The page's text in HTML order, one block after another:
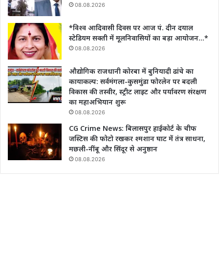
08.08.2026
*विश्व आदिवासी दिवस पर आज पं. दीन दयाल
स्टेडियम सक्ती में मूलनिवासियों का बड़ा आयोजन…*
08.08.2026
औद्योगिक राजधानी कोरबा में बुनियादी ढांचे का
कायाकल्प: सर्वमंगला-कुसमुंडा फोरलेन पर बदली
विकास की तस्वीर, स्ट्रीट लाइट और पर्यावरण संरक्षण
का महाअभियान शुरू
08.08.2026
CG Crime News: बिलासपुर हाईकोर्ट के चीफ
जस्टिस की फोटो रखकर श्मशान घाट में तंत्र साधना,
मछली-नींबू और सिंदूर से अनुष्ठान
08.08.2026